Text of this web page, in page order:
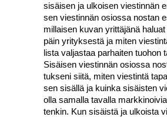
sisäi­sen ja ulkoi­sen vies­tin­nän
sen vies­tin­nän osios­sa nos­tan
mil­lai­sen kuvan yrit­tä­jä­nä
päin yri­tyk­ses­tä ja miten
lis­ta val­jas­taa par­hai­ten tuo­hon
Sisäi­sen vies­tin­nän osios­sa
tuk­se­ni sii­tä, miten vies­tin­tä
sen sisäl­lä ja kuin­ka sisäis­ten
olla samal­la taval­la
ten­kin. Kun sisäis­tä ja ulkois­ta